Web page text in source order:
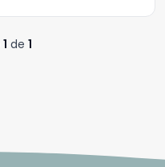
1 de 1